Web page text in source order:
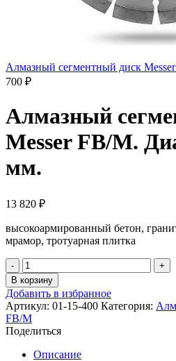
Алмазный сегментный диск
700 ₽
Алмазный
Messer FB/M.
мм.
13 820 ₽
высокоармированный бетон,
мрамор, тротуарная плитка
Количество
товара
Алмазный
сегментный
диск
Messer
FB/M.
Диаметр
В корзину
Добавить в избранное
Артикул: 01-15-400 Категория:
FB/M
Поделиться
Описание